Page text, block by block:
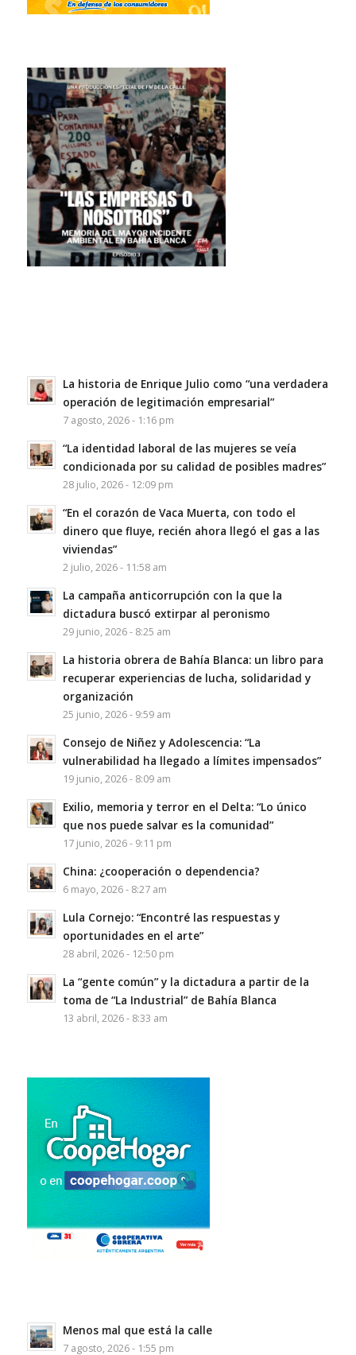
La historia de Enrique Julio como “una verdadera
operación de legitimación empresarial”
7 agosto, 2026 - 1:16 pm
“La identidad laboral de las mujeres se veía
condicionada por su calidad de posibles madres”
28 julio, 2026 - 12:09 pm
“En el corazón de Vaca Muerta, con todo el
dinero que fluye, recién ahora llegó el gas a las
viviendas”
2 julio, 2026 - 11:58 am
La campaña anticorrupción con la que la
dictadura buscó extirpar al peronismo
29 junio, 2026 - 8:25 am
La historia obrera de Bahía Blanca: un libro para
recuperar experiencias de lucha, solidaridad y
organización
25 junio, 2026 - 9:59 am
Consejo de Niñez y Adolescencia: “La
vulnerabilidad ha llegado a límites impensados”
19 junio, 2026 - 8:09 am
Exilio, memoria y terror en el Delta: “Lo único
que nos puede salvar es la comunidad”
17 junio, 2026 - 9:11 pm
China: ¿cooperación o dependencia?
6 mayo, 2026 - 8:27 am
Lula Cornejo: “Encontré las respuestas y
oportunidades en el arte”
28 abril, 2026 - 12:50 pm
La “gente común” y la dictadura a partir de la
toma de “La Industrial” de Bahía Blanca
13 abril, 2026 - 8:33 am
Menos mal que está la calle
7 agosto, 2026 - 1:55 pm